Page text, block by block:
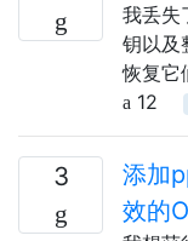
我丢失
钥以及
恢复它
12
3
添加
效的